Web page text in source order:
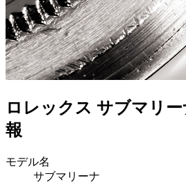
ロレックス サブマリー
報
モデル名
サブマリーナ